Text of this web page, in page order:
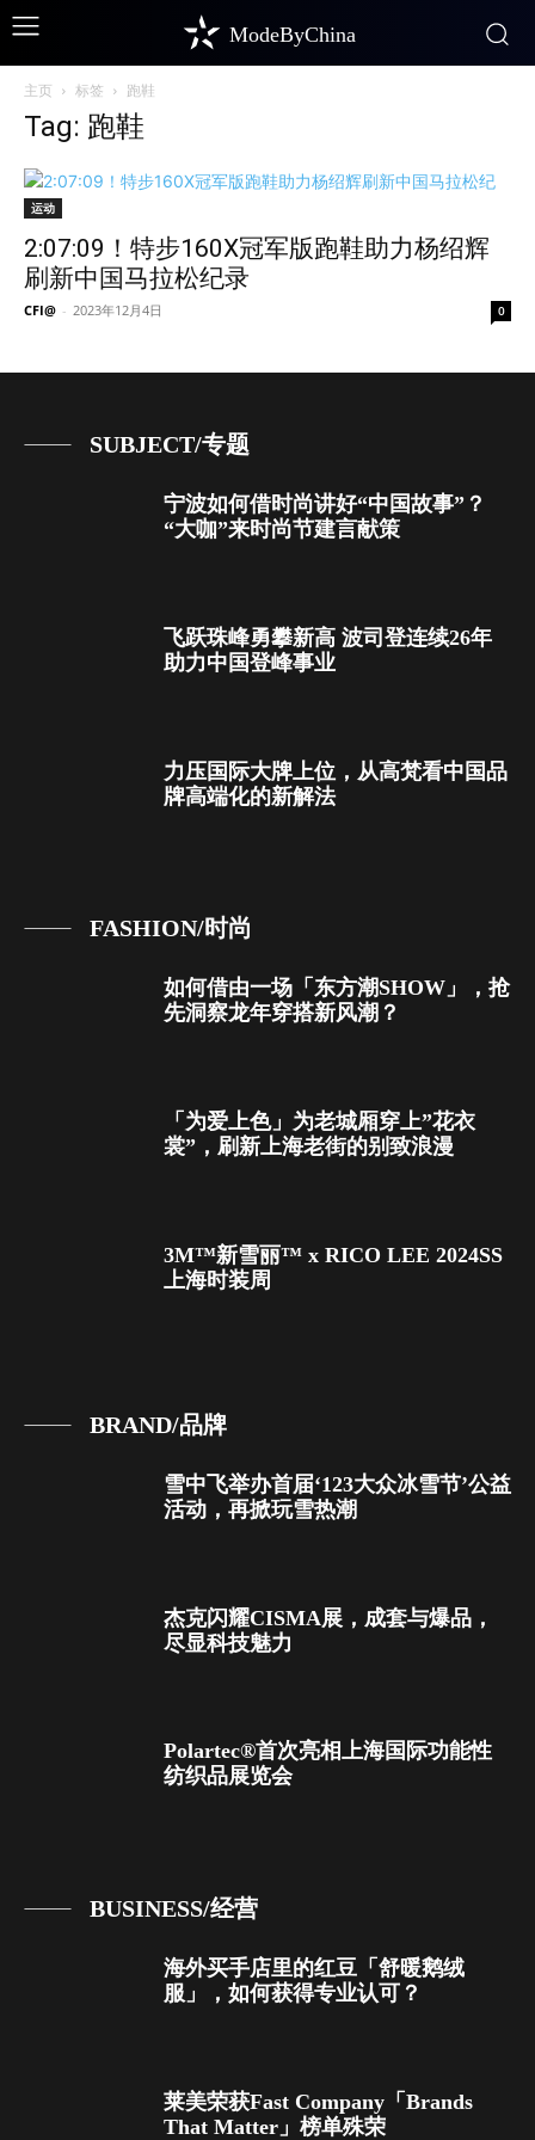
ModeByChina
主页 标签 跑鞋
Tag: 跑鞋
运动
2:07:09！特步160X冠军版跑鞋助力杨绍辉
刷新中国马拉松纪录
CFI@ - 2023年12月4日 0
SUBJECT/专题
宁波如何借时尚讲好“中国故事”？
“大咖”来时尚节建言献策
飞跃珠峰勇攀新高 波司登连续26年
助力中国登峰事业
力压国际大牌上位，从高梵看中国品
牌高端化的新解法
FASHION/时尚
如何借由一场「东方潮SHOW」，抢
先洞察龙年穿搭新风潮？
「为爱上色」为老城厢穿上”花衣
裳”，刷新上海老街的别致浪漫
3M™新雪丽™ x RICO LEE 2024SS
上海时装周
BRAND/品牌
雪中飞举办首届‘123大众冰雪节’公益
活动，再掀玩雪热潮
杰克闪耀CISMA展，成套与爆品，
尽显科技魅力
Polartec®首次亮相上海国际功能性
纺织品展览会
BUSINESS/经营
海外买手店里的红豆「舒暖鹅绒
服」，如何获得专业认可？
莱美荣获Fast Company「Brands
That Matter」榜单殊荣